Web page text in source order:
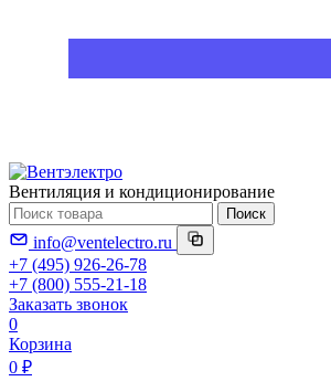
Вентиляция и кондиционирование
Поиск
info@ventelectro.ru
+7 (495) 926-26-78
+7 (800) 555-21-18
Заказать звонок
0
Корзина
0 ₽